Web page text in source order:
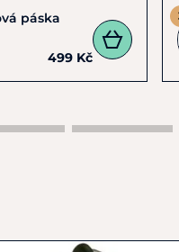
páska
499 Kč